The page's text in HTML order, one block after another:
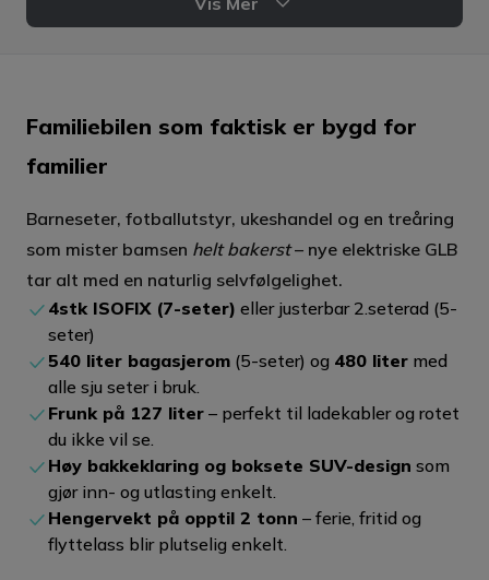
Bagasjeromsvolum
540 liter
Frunk
Tilhengervekt
2 000 kg
Lastekapasitet tak
75 kg
Antall seter
5-7 seter
Bakkeklaring
18,4 cm
Car
Karosseritype
SUV
Familiebilen som faktisk er bygd for
familier
Barneseter, fotballutstyr, ukeshandel og en treåring
som mister bamsen helt bakerst– nye elektriske GLB
tar alt med en naturlig selvfølgelighet.
4stk ISOFIX (7-seter) eller justerbar 2.seterad (5-
seter)
540 liter bagasjerom (5-seter) og 480 liter med
alle sju seter i bruk.
Frunk på 127 liter – perfekt til ladekabler og rotet
du ikke vil se.
Høy bakkeklaring og boksete SUV-design som
gjør inn- og utlasting enkelt.
Hengervekt på opptil 2 tonn – ferie, fritid og
flyttelass blir plutselig enkelt.